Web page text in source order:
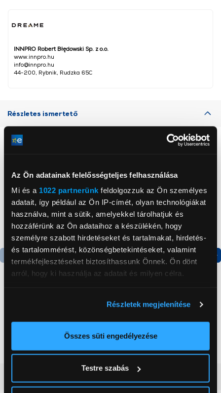
Az Ön adatainak felelősségteljes felhasználása
Mi és a 1022 partnerünk feldolgozzuk az Ön személyes
adatait, így például az Ön IP-címét, olyan technológiákat
használva, mint a sütik, amelyekkel tárolhatjuk és
hozzáférünk az Ön adataihoz a készülékén, hogy
személyre szabott hirdetéseket és tartalmakat, hirdetés-
és tartalommérést, közönségbetekintéseket, valamint
termékfejlesztéseket biztosíthassunk Önnek. Ön dönt
arról, hogy ki használja az adatait és milyen célra.
elhelyezkedéséről pár méteres pontossággal
Az Ön készülékén beazonosítása annak konkrét
módjairól és adja meg preferenciáit aRészletek
pontban. Bármikor módosíthatja vagy visszavonhatja a
Részletek megjelenítése
Összes süti engedélyezése
Testre szabás
INNPRO Robert Błędowski Sp. z o.o.
www.innpro.hu
info@innpro.hu
44-200, Rybnik, Rudzka 65C
Részletes ismertető
Gorenje RK14DPS4
kombinált hűtőszekrény
124 999 Ft